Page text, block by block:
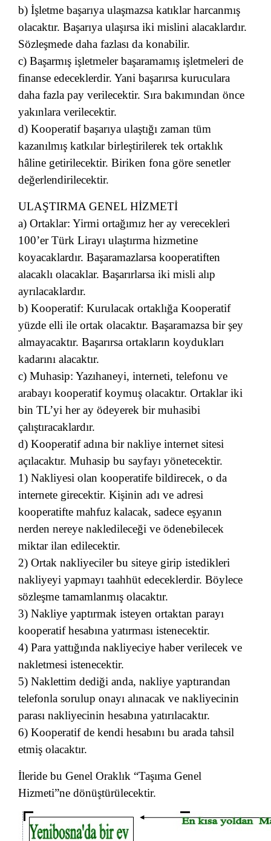
b) İşletme başarıya ulaşmazsa katıklar harcanmış
olacaktır. Başarıya ulaşırsa iki mislini alacaklardır.
Sözleşmede daha fazlası da konabilir.
c) Başarmış işletmeler başaramamış işletmeleri de
finanse edeceklerdir. Yani başarırsa kuruculara
daha fazla pay verilecektir. Sıra bakımından önce
yakınlara verilecektir.
d) Kooperatif başarıya ulaştığı zaman tüm
kazanılmış katkılar birleştirilerek tek ortaklık
hâline getirilecektir. Biriken fona göre senetler
değerlendirilecektir.
ULAŞTIRMA GENEL HİZMETİ
a) Ortaklar: Yirmi ortağımız her ay verecekleri
100’er Türk Lirayı ulaştırma hizmetine
koyacaklardır. Başaramazlarsa kooperatiften
alacaklı olacaklar. Başarırlarsa iki misli alıp
ayrılacaklardır.
b) Kooperatif: Kurulacak ortaklığa Kooperatif
yüzde elli ile ortak olacaktır. Başaramazsa bir şey
almayacaktır. Başarırsa ortakların koydukları
kadarını alacaktır.
c) Muhasip: Yazıhaneyi, interneti, telefonu ve
arabayı kooperatif koymuş olacaktır. Ortaklar iki
bin TL’yi her ay ödeyerek bir muhasibi
çalıştıracaklardır.
d) Kooperatif adına bir nakliye internet sitesi
açılacaktır. Muhasip bu sayfayı yönetecektir.
1) Nakliyesi olan kooperatife bildirecek, o da
internete girecektir. Kişinin adı ve adresi
kooperatifte mahfuz kalacak, sadece eşyanın
nerden nereye nakledileceği ve ödenebilecek
miktar ilan edilecektir.
2) Ortak nakliyeciler bu siteye girip istedikleri
nakliyeyi yapmayı taahhüt edeceklerdir. Böylece
sözleşme tamamlanmış olacaktır.
3) Nakliye yaptırmak isteyen ortaktan parayı
kooperatif hesabına yatırması istenecektir.
4) Para yattığında nakliyeciye haber verilecek ve
nakletmesi istenecektir.
5) Naklettim dediği anda, nakliye yaptırandan
telefonla sorulup onayı alınacak ve nakliyecinin
parası nakliyecinin hesabına yatırılacaktır.
6) Kooperatif de kendi hesabını bu arada tahsil
etmiş olacaktır.
İleride bu Genel Oraklık “Taşıma Genel
Hizmeti”ne dönüştürülecektir.